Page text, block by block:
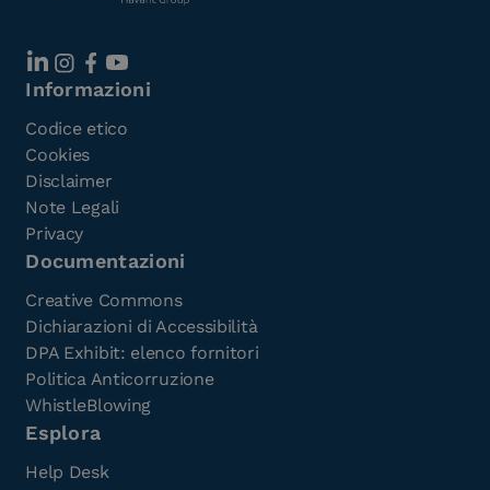
Informazioni
Codice etico
Cookies
Disclaimer
Note Legali
Privacy
Documentazioni
Creative Commons
Dichiarazioni di Accessibilità
DPA Exhibit: elenco fornitori
Politica Anticorruzione
WhistleBlowing
Esplora
Help Desk